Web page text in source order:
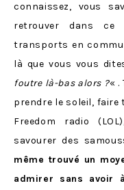
connaissez, vous
retrouver dans
transports en
là que vous vous
foutre là-bas alors ?« .
prendre le soleil,
Freedom radio
savourer des
même trouvé un
admirer sans avoir